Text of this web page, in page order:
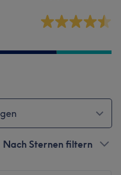
Nach Sternen filtern